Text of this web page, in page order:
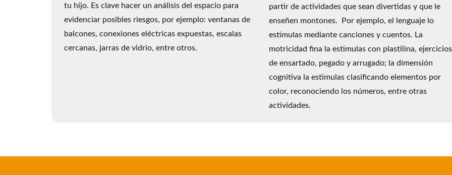
tu hijo. Es clave hacer un análisis del espacio para
evidenciar posibles riesgos, por ejemplo: ventanas de
balcones, conexiones eléctricas expuestas, escalas
cercanas, jarras de vidrio, entre otros.
partir de actividades que sean divertidas y que le
enseñen montones. Por ejemplo, el lenguaje lo
estimulas mediante canciones y cuentos. La
motricidad fina la estimulas con plastilina, ejercicios
de ensartado, pegado y arrugado; la dimensión
cognitiva la estimulas clasificando elementos por
color, reconociendo los números, entre otras
actividades.